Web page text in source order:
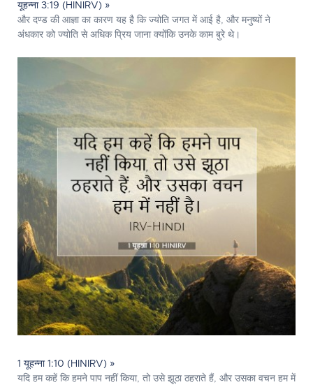
यूहन्ना 3:19 (HINIRV) »
और दण्ड की आज्ञा का कारण यह है कि ज्योति जगत में आई है, और मनुष्यों ने
अंधकार को ज्योति से अधिक प्रिय जाना क्योंकि उनके काम बुरे थे।
1 यूहन्ना 1:10 (HINIRV) »
यदि हम कहें कि हमने पाप नहीं किया, तो उसे झूठा ठहराते हैं, और उसका वचन हम में